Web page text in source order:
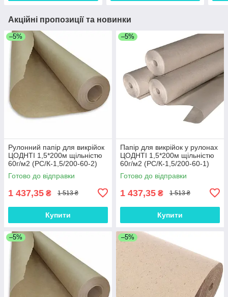
Акційні пропозиції та новинки
–5%
Рулонний папір для викрійок
ЦОДНТІ 1,5*200м щільністю
60г/м2 (PС/К-1,5/200-60-2)
Готово до відправки
1 437,35 ₴ 1 513 ₴
Купити
–5%
Папір для викрійок у рулонах
ЦОДНТІ 1,5*200м щільністю
60г/м2 (PС/К-1,5/200-60-1)
Готово до відправки
1 437,35 ₴ 1 513 ₴
Купити
–5% –5%